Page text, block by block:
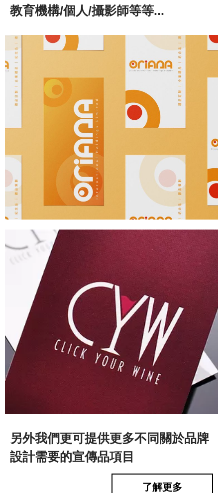
教育機構/個人/攝影師等等...
另外我們更可提供更多不同關於品牌
設計需要的宣傳品項目
了解更多